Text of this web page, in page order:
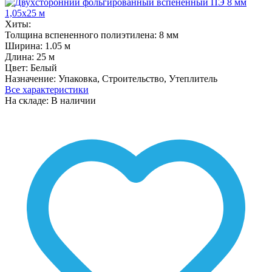
Хиты:
Толщина вспененного полиэтилена: 8 мм
Ширина: 1.05 м
Длина: 25 м
Цвет: Белый
Назначение: Упаковка, Строительство, Утеплитель
Все характеристики
На складе: В наличии